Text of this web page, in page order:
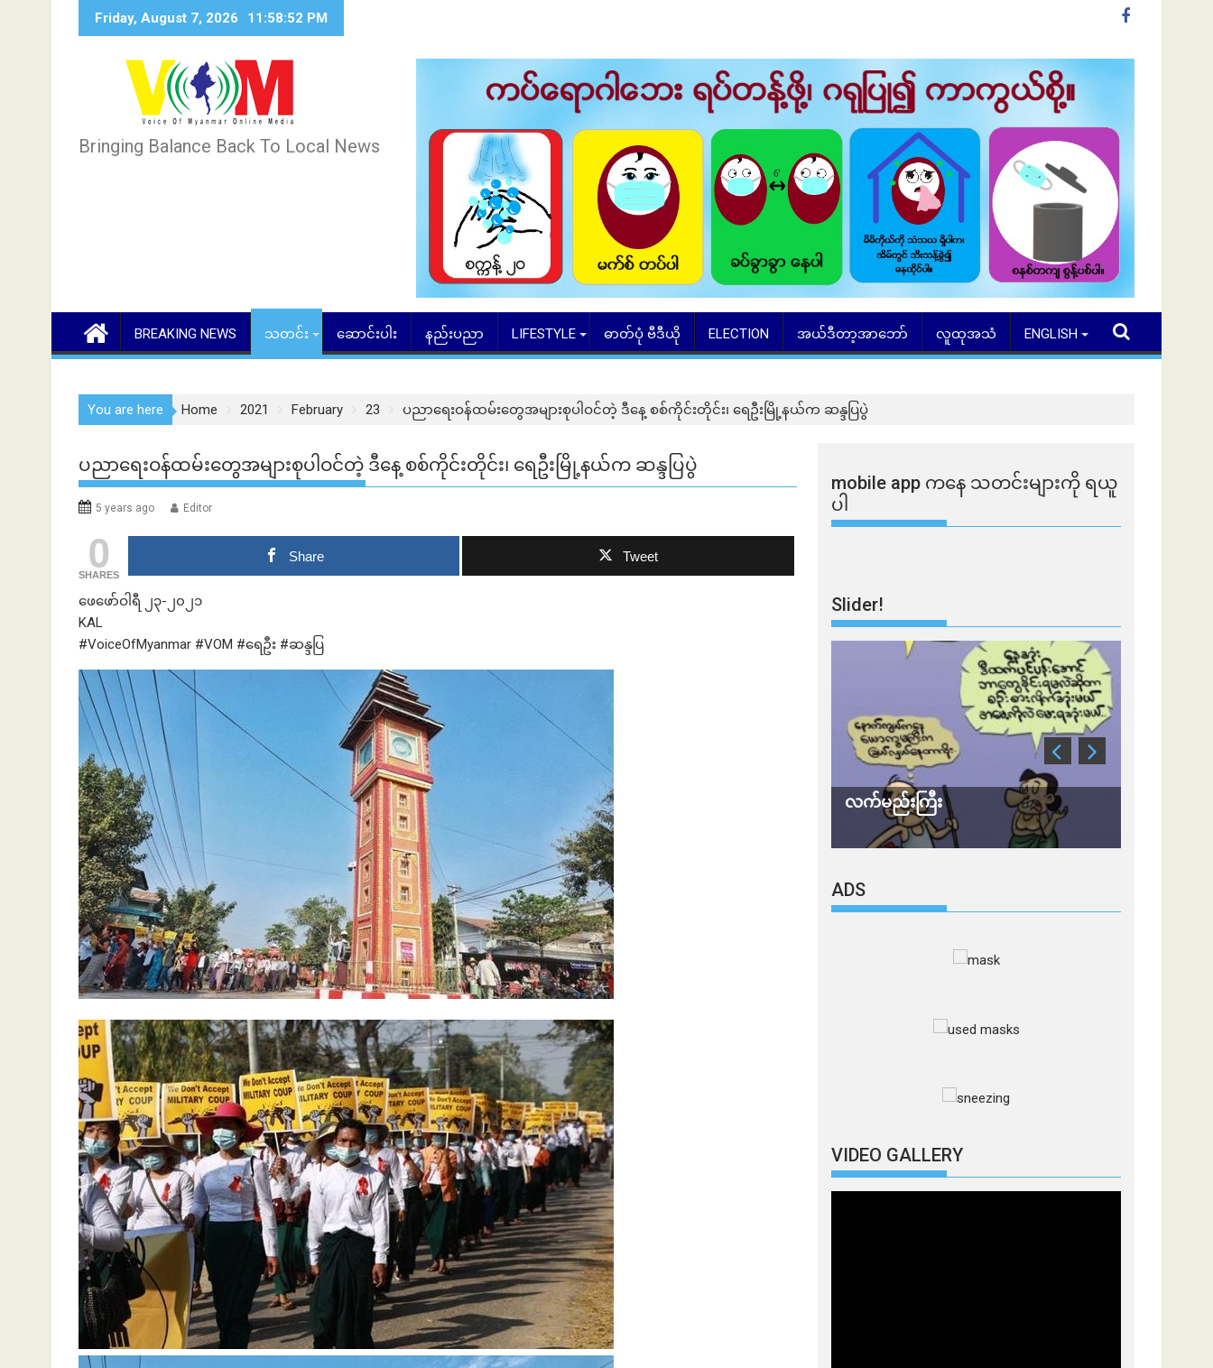
Friday, August 7, 2026 11:58:53 PM
Bringing Balance Back To Local News
BREAKING NEWS သတင်း ဆောင်းပါး နည်းပညာ LIFESTYLE ဓာတ်ပုံ ဗီဒီယို ELECTION အယ်ဒီတာ့အာဘော် လူထုအသံ ENGLISH
You are here Home 2021 February 23 ပညာရေးဝန်ထမ်းတွေအများစုပါဝင်တဲ့ ဒီနေ့ စစ်ကိုင်းတိုင်း၊ ရေဦးမြို့နယ်က ဆန္ဒပြပွဲ
ပညာရေးဝန်ထမ်းတွေအများစုပါဝင်တဲ့ ဒီနေ့ စစ်ကိုင်းတိုင်း၊ ရေဦးမြို့နယ်က ဆန္ဒပြပွဲ
5 years ago Editor
0
SHARES
Share Tweet
ဖေဖော်ဝါရီ ၂၃-၂၀၂၁
KAL
#VoiceOfMyanmar #VOM #ရေဦး #ဆန္ဒပြ
mobile app ​​ကနေ ​​သတင်းများကို ရယူ
ပါ
Slider!
ဘဏ်နဲ့အကြွေး ဘာလျှော့မလဲ လက်မည်းကြီး
ADS
VIDEO GALLERY